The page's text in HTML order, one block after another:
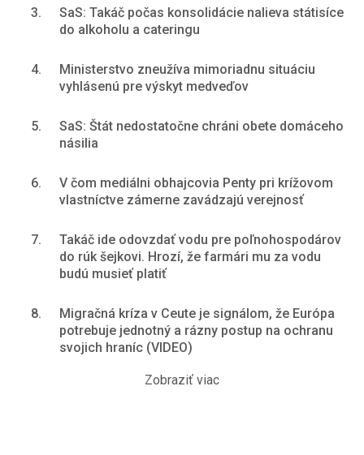
3.
SaS: Takáč počas konsolidácie nalieva státisíce
do alkoholu a cateringu
4.
Ministerstvo zneužíva mimoriadnu situáciu
vyhlásenú pre výskyt medveďov
5.
SaS: Štát nedostatočne chráni obete domáceho
násilia
6.
V čom mediálni obhajcovia Penty pri krížovom
vlastníctve zámerne zavádzajú verejnosť
7.
Takáč ide odovzdať vodu pre poľnohospodárov
do rúk šejkovi. Hrozí, že farmári mu za vodu
budú musieť platiť
8.
Migračná kríza v Ceute je signálom, že Európa
potrebuje jednotný a rázny postup na ochranu
svojich hraníc (VIDEO)
Zobraziť viac